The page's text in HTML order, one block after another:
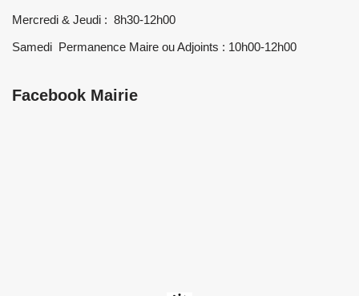
Mercredi & Jeudi : 8h30-12h00
Samedi Permanence Maire ou Adjoints : 10h00-12h00
Facebook Mairie